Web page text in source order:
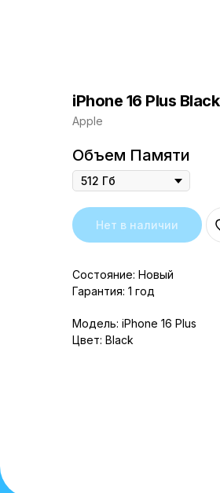
iPhone 16 Plus Black
Apple
Объем Памяти
Нет в наличии
Состояние: Новый
Гарантия: 1 год
Модель: iPhone 16 Plus
Цвет: Black